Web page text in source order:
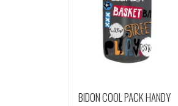
BIDON COOL PACK HANDY